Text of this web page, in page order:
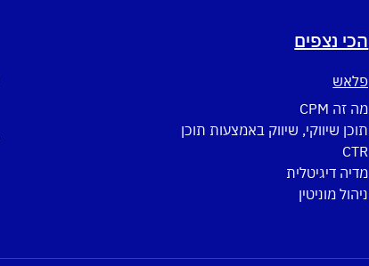
הכי נצפים
פלאש
מה זה CPM
תוכן שיווקי, שיווק באמצעות תוכן
CTR
מדיה דיגיטלית
ניהול מוניטין